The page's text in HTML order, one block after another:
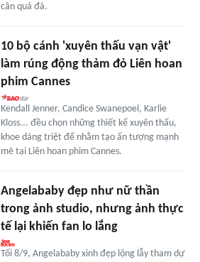
cân quá đà.
10 bộ cánh 'xuyên thấu vạn vật'
làm rúng động thảm đỏ Liên hoan
phim Cannes
Kendall Jenner, Candice Swanepoel, Karlie
Kloss... đều chọn những thiết kế xuyên thấu,
khoe dáng triệt để nhằm tạo ấn tượng mạnh
mẽ tại Liên hoan phim Cannes.
Angelababy đẹp như nữ thần
trong ảnh studio, nhưng ảnh thực
tế lại khiến fan lo lắng
Tối 8/9, Angelababy xinh đẹp lộng lẫy tham dự